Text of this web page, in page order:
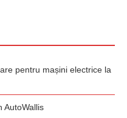
pentru mașini electrice la
AutoWallis